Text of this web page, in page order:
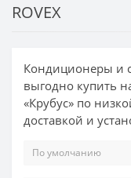
ROVEX
Кондиционеры и
выгодно купить
«Крубус» по
доставкой и